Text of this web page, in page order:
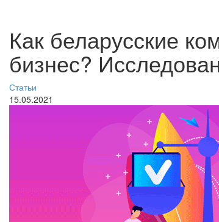
Как беларусские
бизнес?
Статьи
15.05.2021